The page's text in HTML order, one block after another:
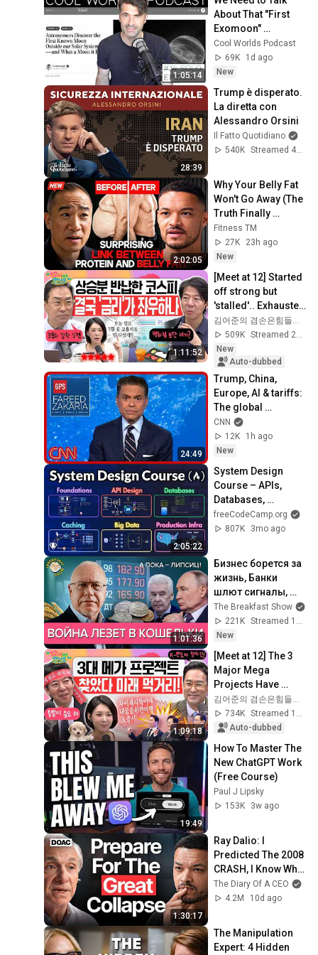
võimaluste avardamisel
24
Ettevõtlusinkubaator 2024–
2026: kogemuslood
kogukondadelt | Järva-
Jaani 11.06.2026
Maakondlikud arenduskeskused
25
Ettevõtlike kogukondade
inspiratsioonipäev 2026 |
Tagasivaade
inkubatsiooniprogrammile
11.06.2026
26
Kesk-Eesti vabaühenduste
konsultantide podcastid
Kesk-Eesti ettevõtlusinkubaator
2 unavailable videos are hidden
1:05:14
About That "First
Exomoon"
Discovery
Cool Worlds Podcast
69K
1d ago
New
28:39
Trump è disperato.
La diretta con
Alessandro Orsini
Il Fatto Quotidiano
540K
Streamed 4mo ago
2:02:05
Why Your Belly Fat
Won't Go Away (The
Truth Finally
Explained!)
Fitness TM
27K
23h ago
New
1:11:52
[Meet at 12] Started
off strong but
'stalled'.. Exhausted
by the extreme
market difficulty,
retai...
김어준의 겸손은힘들다 뉴스공장
509K
Streamed 2d ago
New
Auto-dubbed
24:49
Trump, China,
Europe, AI & tariffs:
The global
consequences |
Fareed's Take
Roundup
CNN
12K
1h ago
New
2:05:22
System Design
Course – APIs,
Databases,
Caching, CDNs,
Load Balancing &
freeCodeCamp.org
807K
3mo ago
1:01:36
Бизнес борется за
жизнь, Банки
шлют сигналы,
Аграрии в беде.
Игорь Липсиц
The Breakfast Show
221K
Streamed 19h ago
New
1:09:18
[Meet at 12] The 3
Major Mega
Projects Have
Arrived! What Does
the Blueprint for K-
Semiconductors...
김어준의 겸손은힘들다 뉴스공장
734K
Streamed 1mo ago
Auto-dubbed
19:49
How To Master The
New ChatGPT Work
(Free Course)
Paul J Lipsky
153K
3w ago
1:30:17
Ray Dalio: I
Predicted The 2008
CRASH, I Know What
Comes Next!
The Diary Of A CEO
4.2M
10d ago
The Manipulation
Expert: 4 Hidden